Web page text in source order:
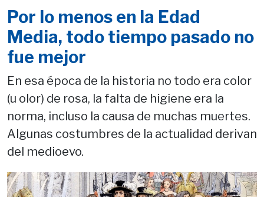
Por lo menos en la Edad
Media, todo tiempo pasado no
fue mejor
En esa época de la historia no todo era color
(u olor) de rosa, la falta de higiene era la
norma, incluso la causa de muchas muertes.
Algunas costumbres de la actualidad derivan
del medioevo.